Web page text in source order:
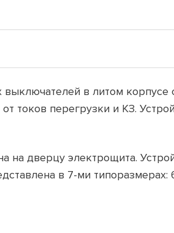
выключателей в литом корпусе
токов перегрузки и КЗ.
на дверцу электрощита.
​​в 7-ми типоразмерах: